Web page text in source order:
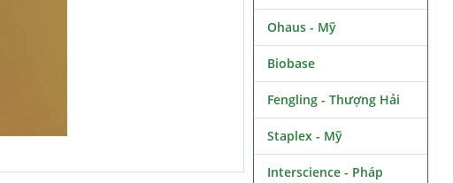
Ohaus - Mỹ
Biobase
Fengling - Thượng Hải
Staplex - Mỹ
Interscience - Pháp